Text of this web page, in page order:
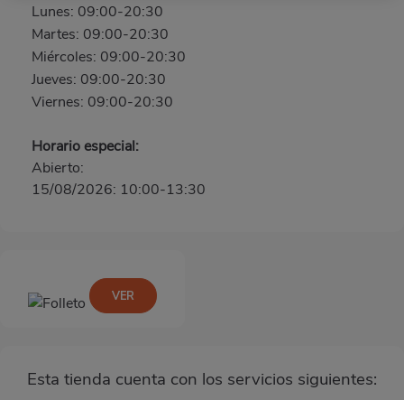
Lunes: 09:00-20:30
Martes: 09:00-20:30
Miércoles: 09:00-20:30
Jueves: 09:00-20:30
Viernes: 09:00-20:30
Horario especial:
Abierto:
15/08/2026: 10:00-13:30
Esta tienda cuenta con los servicios siguientes:
VER